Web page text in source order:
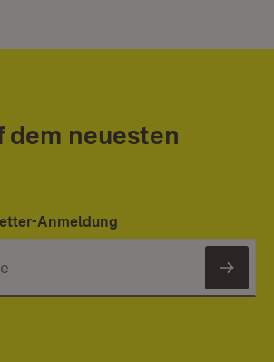
dem neuesten
Anmeldung